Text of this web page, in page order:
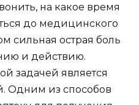
на какое время
до медицинского
сильная острая боль
и действию.
задачей является
Одним из способов